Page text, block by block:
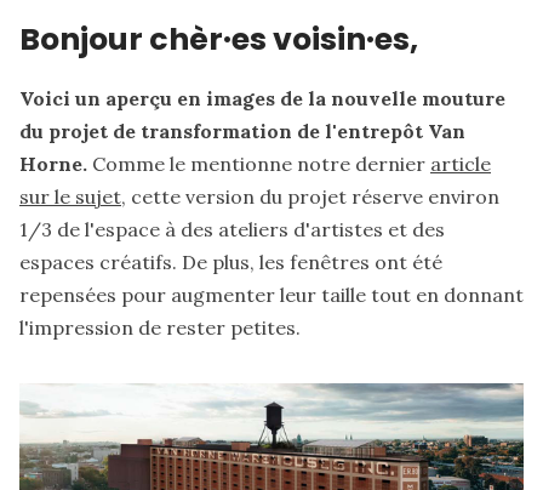
Bonjour chèr·es voisin·es,
Voici un aperçu en images de la nouvelle mouture
du projet de transformation de l'entrepôt Van
Horne. Comme le mentionne notre dernier article
sur le sujet, cette version du projet réserve environ
1/3 de l'espace à des ateliers d'artistes et des
espaces créatifs. De plus, les fenêtres ont été
repensées pour augmenter leur taille tout en donnant
l'impression de rester petites.